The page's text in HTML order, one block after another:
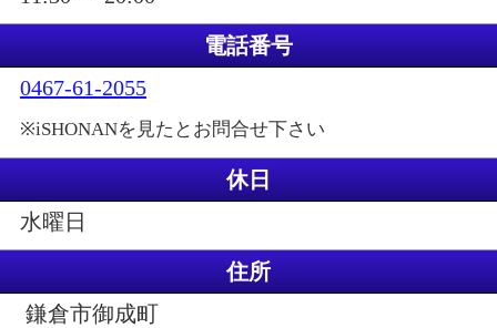
電話番号
0467-61-2055
※iSHONANを見たとお問合せ下さい
休日
水曜日
住所
鎌倉市御成町